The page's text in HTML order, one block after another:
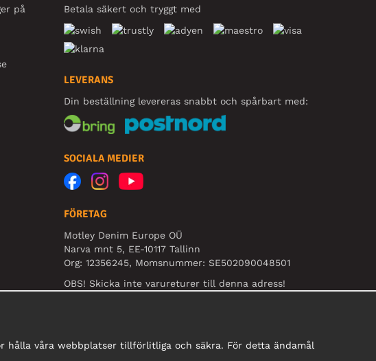
på
Betala säkert och tryggt med
LEVERANS
Din beställning levereras snabbt och spårbart med:
SOCIALA MEDIER
FÖRETAG
Motley Denim Europe OÜ
Narva mnt 5, EE-10117 Tallinn
Org: 12356245, Momsnummer: SE502090048501
OBS! Skicka inte varureturer till denna adress!
hålla våra webbplatser tillförlitliga och säkra. För detta ändamål